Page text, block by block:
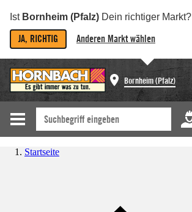
Ist Bornheim (Pfalz) Dein richtiger Markt?
JA, RICHTIG Anderen Markt wählen
Bornheim (Pfalz)
Startseite